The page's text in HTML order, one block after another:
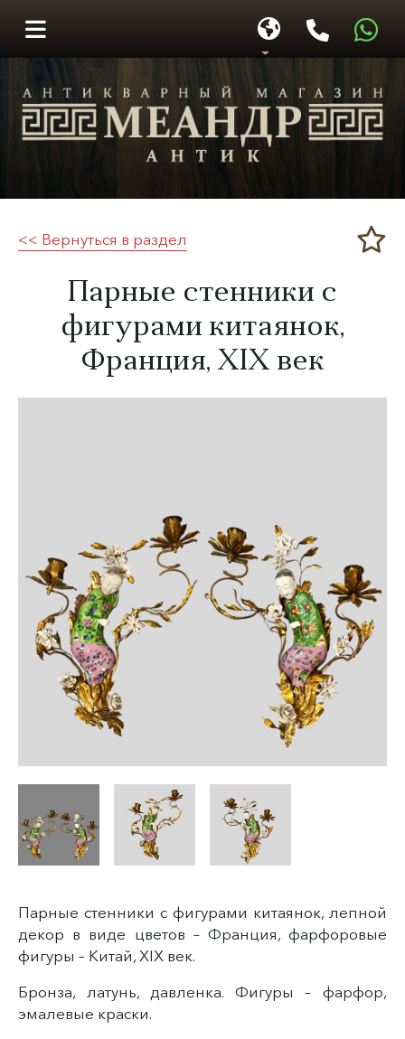
Меандр-Антик
<< Вернуться в раздел
​Парные стенники с
фигурами китаянок,
Франция, XIX век
Парные стенники с фигурами китаянок, лепной
декор в виде цветов – Франция, фарфоровые
фигуры – Китай, XIX век.
Бронза, латунь, давленка. Фигуры – фарфор,
эмалевые краски.